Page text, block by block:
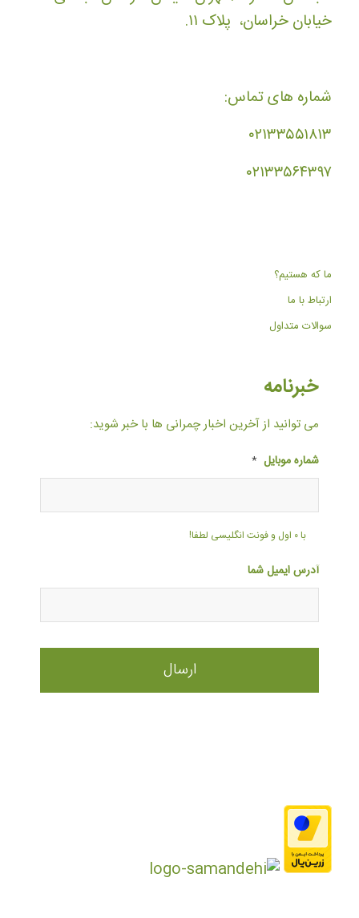
خیابان خراسان، پلاک ۱۱.
شماره های تماس:
۰۲۱۳۳۵۵۱۸۱۳
۰۲۱۳۳۵۶۴۳۹۷
ما که هستیم؟
ارتباط با ما
سوالات متداول
خبرنامه
می توانید از آخرین اخبار چمرانی ها با خبر شوید:
شماره موبایل *
با ۰ اول و فونت انگلیسی لطفا!
آدرس ایمیل شما